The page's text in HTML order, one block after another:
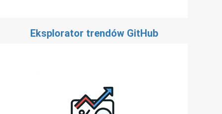
Eksplorator trendów GitHub